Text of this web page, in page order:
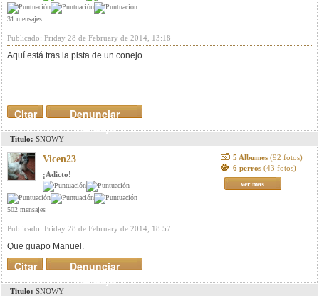
31 mensajes
Publicado: Friday 28 de February de 2014, 13:18
Aquí está tras la pista de un conejo....
Denunciar
mensaje
Citar
Titulo: SNOWY
Vicen23
¡Adicto!
502 mensajes
5 Albumes (92 fotos)
6 perros (43 fotos)
ver mas
Publicado: Friday 28 de February de 2014, 18:57
Que guapo Manuel.
Denunciar
mensaje
Citar
Titulo: SNOWY